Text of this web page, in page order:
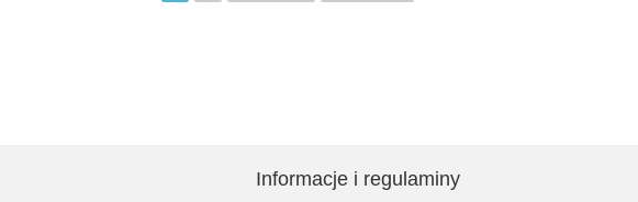
Informacje i regulaminy